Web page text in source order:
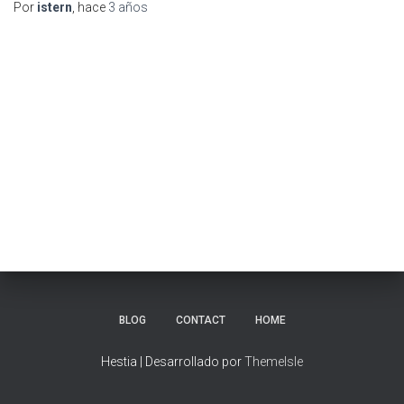
Por istern , hace 3 años
BLOG CONTACT HOME
Hestia | Desarrollado porThemeIsle